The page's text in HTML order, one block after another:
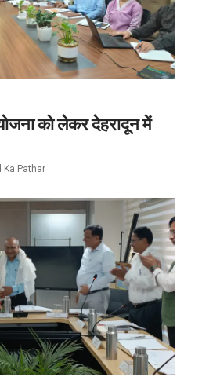
को लेकर देहरादून में
Ka Pathar